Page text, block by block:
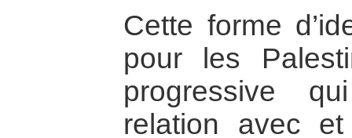
Cette forme
pour les
progressive
relation avec